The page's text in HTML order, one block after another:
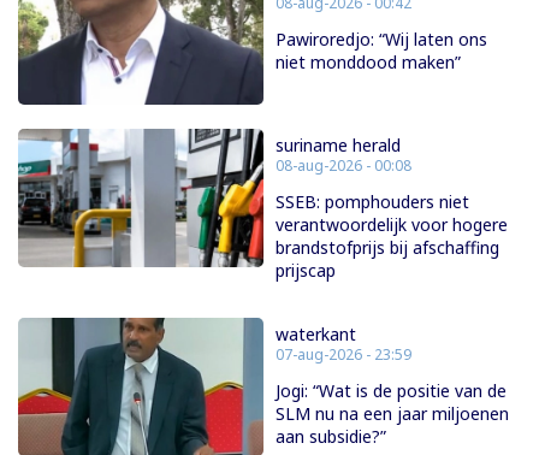
Pawiroredjo: “Wij laten ons
niet monddood maken”
suriname herald
08-aug-2026 - 00:08
SSEB: pomphouders niet
verantwoordelijk voor hogere
brandstofprijs bij afschaffing
prijscap
waterkant
07-aug-2026 - 23:59
Jogi: “Wat is de positie van de
SLM nu na een jaar miljoenen
aan subsidie?”